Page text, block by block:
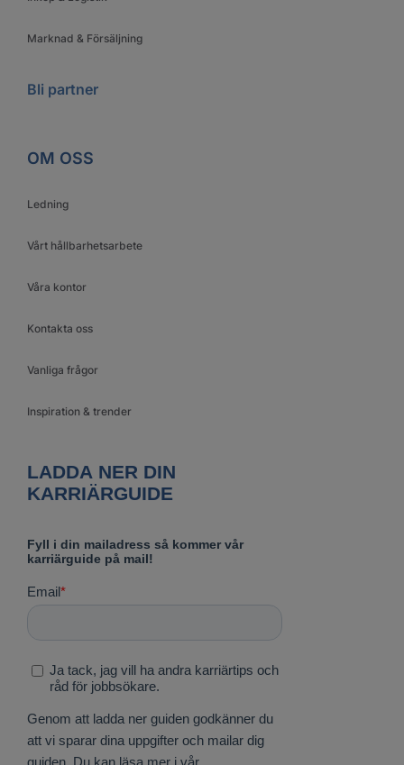
Marknad & Försäljning
Bli partner
OM OSS
Ledning
Vårt hållbarhetsarbete
Våra kontor
Kontakta oss
Vanliga frågor
Inspiration & trender